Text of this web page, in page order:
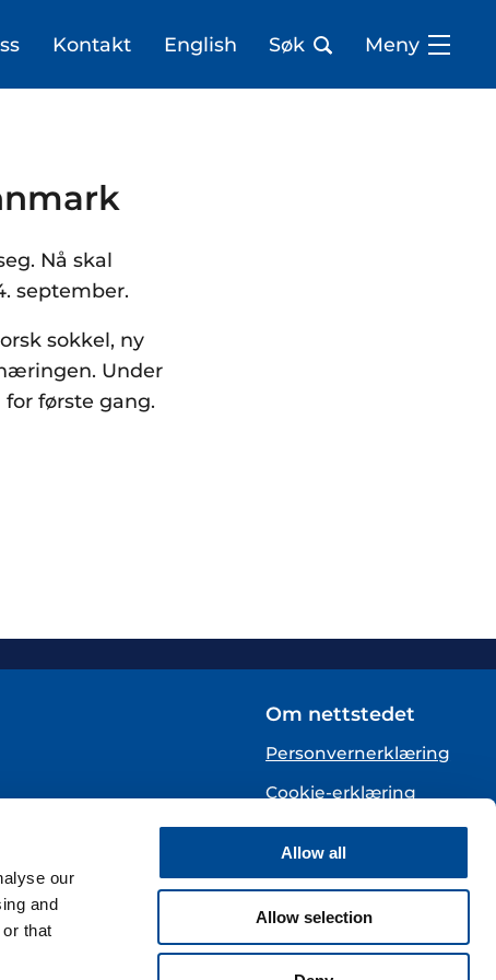
our
and
that
Allow all
Allow selection
Kontakt English Søk Meny
Nå skal
september.
sokkel, ny
Under
første gang.
Om nettstedet
Personvernerklæring
Cookie-erklæring
English